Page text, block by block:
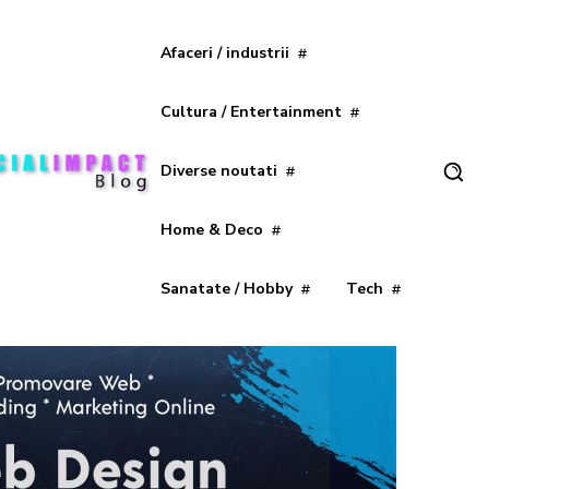
Afaceri / industrii
Cultura / Entertainment
Diverse noutati
Home & Deco
Sanatate / Hobby Tech